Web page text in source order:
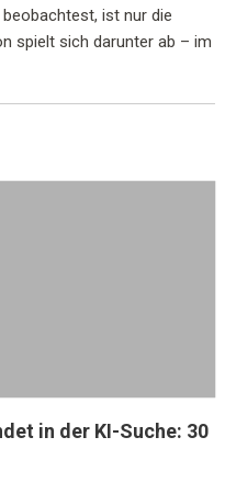
ist nur die
spielt sich darunter ab – im
in der KI-Suche: 30